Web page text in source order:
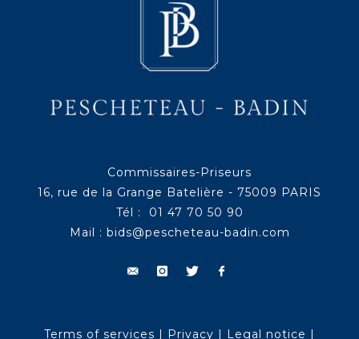
Commissaires-Priseurs
16, rue de la Grange Batelière - 75009 PARIS
Tél : 01 47 70 50 90
Mail : bids@pescheteau-badin.com
Terms of services | Privacy | Legal notice |